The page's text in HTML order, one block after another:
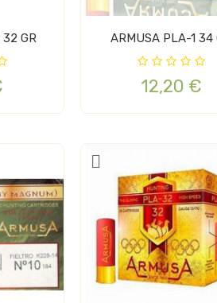
32 GR ARMUSA PLA-1 34
12,20 €